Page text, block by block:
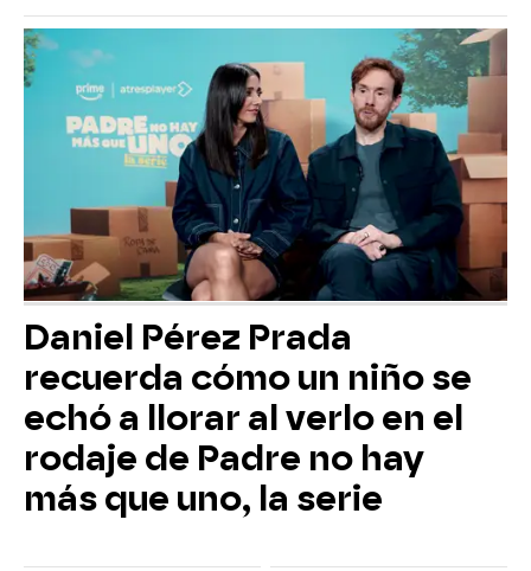
Daniel Pérez Prada
recuerda cómo un niño se
echó a llorar al verlo en el
rodaje de Padre no hay
más que uno, la serie